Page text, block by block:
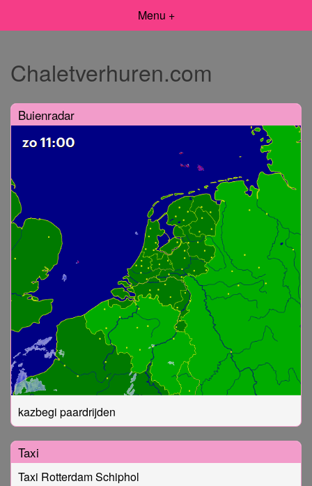
Menu +
Chaletverhuren.com
Buienradar
kazbegi paardrijden
Taxi
Taxi Rotterdam Schiphol